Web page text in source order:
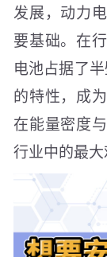
发展，动力
要基础。在
电池占据了
的特性，成
在能量密度
行业中的最